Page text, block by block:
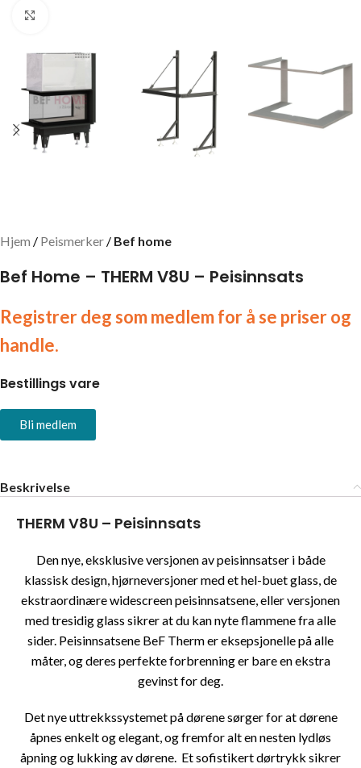
Hjem Peismerker Bef home
Bef Home – THERM V8U – Peisinnsats
Registrer deg som medlem for å se priser og
handle.
Bestillings vare
Bli medlem
Beskrivelse
THERM V8U – Peisinnsats
Den nye, eksklusive versjonen av peisinnsatser i både
klassisk design, hjørneversjoner med et hel-buet glass, de
ekstraordinære widescreen peisinnsatsene, eller versjonen
med tresidig glass sikrer at du kan nyte flammene fra alle
sider. Peisinnsatsene BeF Therm er eksepsjonelle på alle
måter, og deres perfekte forbrenning er bare en ekstra
gevinst for deg.
Det nye uttrekkssystemet på dørene sørger for at dørene
åpnes enkelt og elegant, og fremfor alt en nesten lydløs
åpning og lukking av dørene. Et sofistikert dørtrykk sikrer